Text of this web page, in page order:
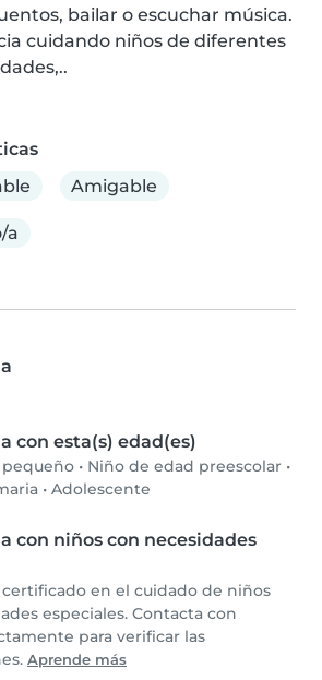
bailar o escuchar música.
cuidando niños de diferentes
Amigable
a
con esta(s) edad(es)
pequeño • Niño de edad preescolar •
• Adolescente
con niños con necesidades
en el cuidado de niños
especiales. Contacta con
para verificar las
Aprende más